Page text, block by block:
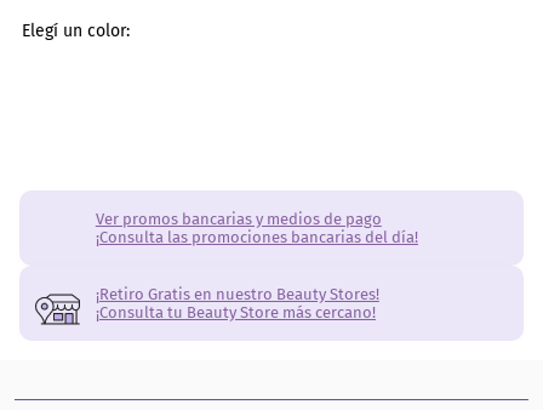
Ver promos bancarias y medios de pago
¡Consulta las promociones bancarias del día!
¡Retiro Gratis en nuestro Beauty Stores!
¡Consulta tu Beauty Store más cercano!